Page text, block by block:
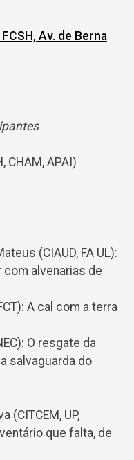
Av. de Berna
CHAM, APAI)
(CIAUD, FA UL):
alvenarias de
A cal com a terra
O resgate da
salvaguarda do
(CITCEM, UP,
que falta, de